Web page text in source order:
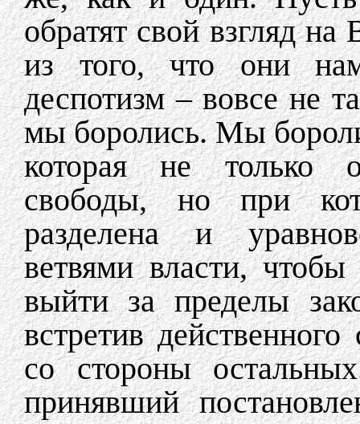
обратят свой взгляд
из того, что они
деспотизм – вовсе не
мы боролись. Мы
которая не только
свободы, но при
разделена и
ветвями власти,
выйти за пределы
встретив
со стороны
принявший